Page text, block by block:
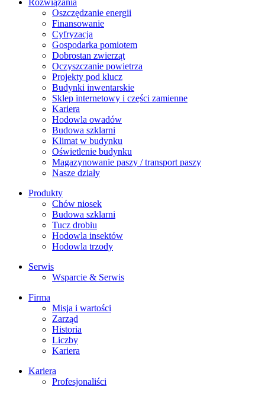
Rozwiązania
​Oszczędzanie energii
Finansowanie
Cyfryzacja
Gospodarka pomiotem
Dobrostan zwierząt
Oczyszczanie powietrza
Projekty pod klucz
Budynki inwentarskie
Sklep internetowy i części zamienne
Kariera
Hodowla owadów
Budowa szklarni
Klimat w budynku
Oświetlenie budynku
Magazynowanie paszy / transport paszy
Nasze działy
Produkty
Chów niosek
Budowa szklarni
Tucz drobiu
Hodowla insektów
Hodowla trzody
Serwis
Wsparcie & Serwis
Firma
Misja i wartości
Zarząd
Historia
Liczby
Kariera
Kariera
Profesjonaliści